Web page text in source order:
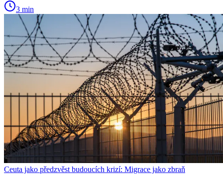
3 min
Ceuta jako předzvěst budoucích krizí: Migrace jako zbraň